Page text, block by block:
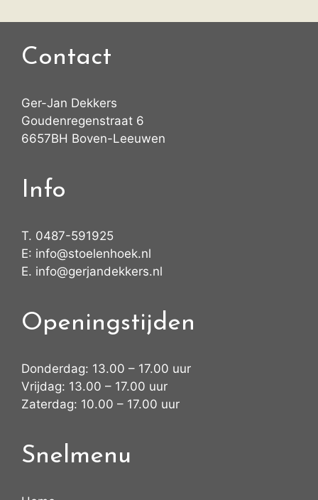
Contact
Ger-Jan Dekkers
Goudenregenstraat 6
6657BH Boven-Leeuwen
Info
T. 0487-591925
E: info@stoelenhoek.nl
E. info@gerjandekkers.nl
Openingstijden
Donderdag: 13.00 – 17.00 uur
Vrijdag: 13.00 – 17.00 uur
Zaterdag: 10.00 – 17.00 uur
Snelmenu